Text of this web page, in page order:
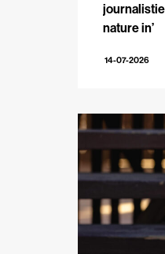
nature in’
14-07-2026